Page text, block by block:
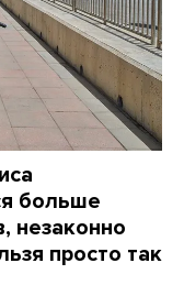
больше
незаконно
просто так